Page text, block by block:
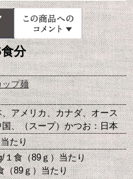
分
ップ麺
アメリカ、カナダ、オース
、（スープ）かつお：日本
たり
食（89ｇ）当たり
89ｇ）当たり